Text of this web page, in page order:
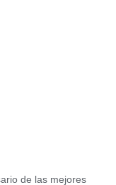
de las mejores